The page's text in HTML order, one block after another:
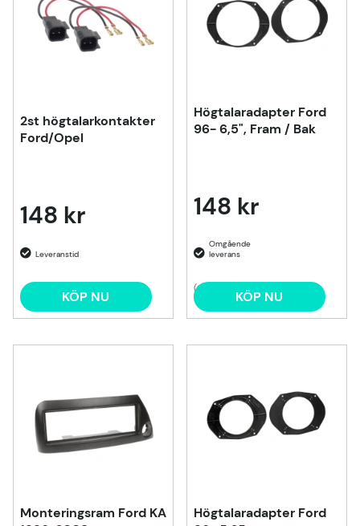
2st högtalarkontakter
Ford/Opel
148 kr
KÖP NU
Högtalaradapter Ford
96- 6,5", Fram / Bak
148 kr
(2) KÖP NU
Monteringsram Ford KA
Högtalaradapter Ford